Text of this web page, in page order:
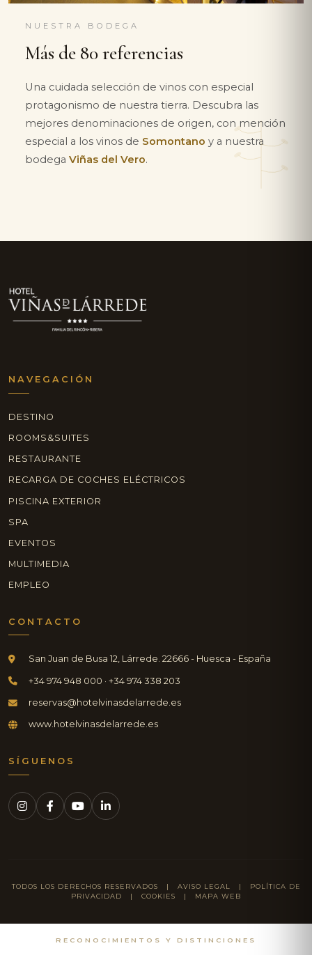
NUESTRA BODEGA
Más de 80 referencias
Una cuidada selección de vinos con especial
protagonismo de nuestra tierra. Descubra las
mejores denominaciones de origen, con mención
especial a los vinos de Somontano y a nuestra
bodega Viñas del Vero.
NAVEGACIÓN
DESTINO
ROOMS&SUITES
RESTAURANTE
RECARGA DE COCHES ELÉCTRICOS
PISCINA EXTERIOR
SPA
EVENTOS
MULTIMEDIA
EMPLEO
CONTACTO
San Juan de Busa 12, Lárrede. 22666 - Huesca - España
+34 974 948 000 · +34 974 338 203
reservas@hotelvinasdelarrede.es
www.hotelvinasdelarrede.es
SÍGUENOS
TODOS LOS DERECHOS RESERVADOS | AVISO LEGAL |
POLÍTICA DE
PRIVACIDAD | COOKIES | MAPA WEB
RECONOCIMIENTOS Y DISTINCIONES